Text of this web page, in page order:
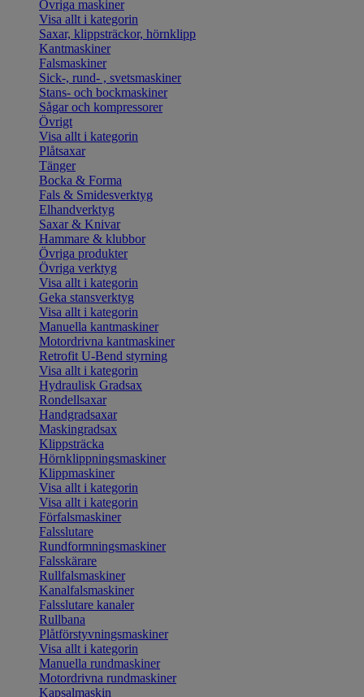
Övriga maskiner
Visa allt i kategorin
Saxar, klippsträckor, hörnklipp
Kantmaskiner
Falsmaskiner
Sick-, rund- , svetsmaskiner
Stans- och bockmaskiner
Sågar och kompressorer
Övrigt
Visa allt i kategorin
Plåtsaxar
Tänger
Bocka & Forma
Fals & Smidesverktyg
Elhandverktyg
Saxar & Knivar
Hammare & klubbor
Övriga produkter
Övriga verktyg
Visa allt i kategorin
Geka stansverktyg
Visa allt i kategorin
Manuella kantmaskiner
Motordrivna kantmaskiner
Retrofit U-Bend styrning
Visa allt i kategorin
Hydraulisk Gradsax
Rondellsaxar
Handgradsaxar
Maskingradsax
Klippsträcka
Hörnklippningsmaskiner
Klippmaskiner
Visa allt i kategorin
Visa allt i kategorin
Förfalsmaskiner
Falsslutare
Rundformningsmaskiner
Falsskärare
Rullfalsmaskiner
Kanalfalsmaskiner
Falsslutare kanaler
Rullbana
Plåtförstyvningsmaskiner
Visa allt i kategorin
Manuella rundmaskiner
Motordrivna rundmaskiner
Kapsalmaskin